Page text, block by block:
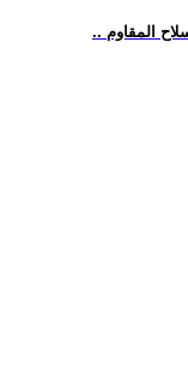
المقاوم